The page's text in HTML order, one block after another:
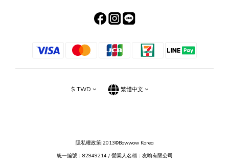
$ TWD 繁體中文
隱私權政策|2013©Bowwow Korea
統一編號：82949214 / 營業人名稱：友喻有限公司